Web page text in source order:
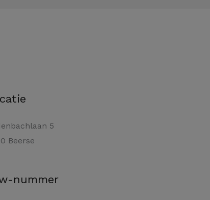
5
Beerse
nummer